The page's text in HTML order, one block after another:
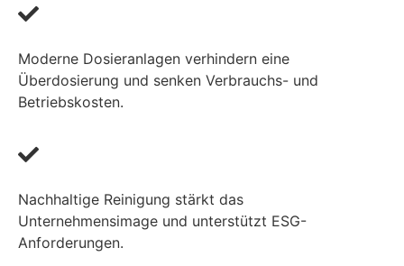
Moderne Dosieranlagen verhindern eine
Überdosierung und senken Verbrauchs- und
Betriebskosten.
Nachhaltige Reinigung stärkt das
Unternehmensimage und unterstützt ESG-
Anforderungen.